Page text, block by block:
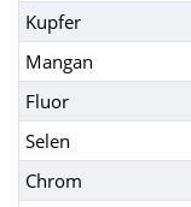
Kupfer
Mangan
Fluor
Selen
Chrom